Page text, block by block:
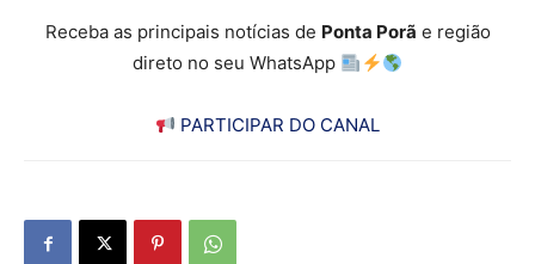
Receba as principais notícias de Ponta Porã e região
direto no seu WhatsApp
PARTICIPAR DO CANAL